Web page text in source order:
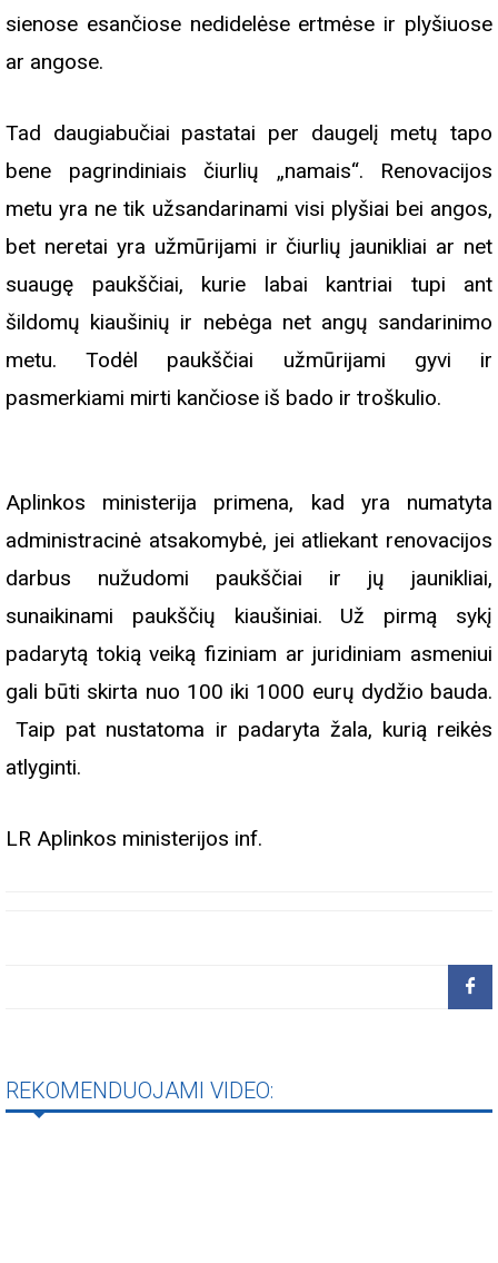
sienose esančiose nedidelėse ertmėse ir plyšiuose
ar angose.
Tad daugiabučiai pastatai per daugelį metų tapo
bene pagrindiniais čiurlių „namais“. Renovacijos
metu yra ne tik užsandarinami visi plyšiai bei angos,
bet neretai yra užmūrijami ir čiurlių jaunikliai ar net
suaugę paukščiai, kurie labai kantriai tupi ant
šildomų kiaušinių ir nebėga net angų sandarinimo
metu. Todėl paukščiai užmūrijami gyvi ir
pasmerkiami mirti kančiose iš bado ir troškulio.
Aplinkos ministerija primena, kad yra numatyta
administracinė atsakomybė, jei atliekant renovacijos
darbus nužudomi paukščiai ir jų jaunikliai,
sunaikinami paukščių kiaušiniai. Už pirmą sykį
padarytą tokią veiką fiziniam ar juridiniam asmeniui
gali būti skirta nuo 100 iki 1000 eurų dydžio bauda.
Taip pat nustatoma ir padaryta žala, kurią reikės
atlyginti.
LR Aplinkos ministerijos inf.
REKOMENDUOJAMI VIDEO: